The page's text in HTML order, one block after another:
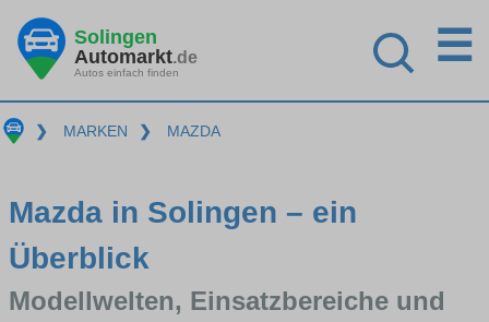
Solingen
Automarkt.de
Autos einfach finden
☰
❯ MARKEN ❯ MAZDA
Mazda in Solingen – ein
Überblick
Modellwelten, Einsatzbereiche und